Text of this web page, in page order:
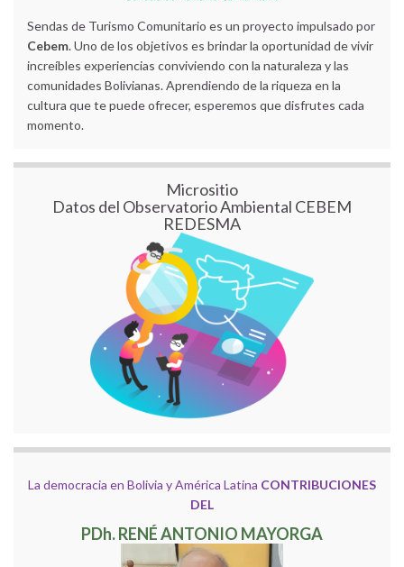
Sendas de Turismo Comunitario es un proyecto impulsado por
Cebem. Uno de los objetivos es brindar la oportunidad de vivir
increíbles experiencias conviviendo con la naturaleza y las
comunidades Bolivianas. Aprendiendo de la riqueza en la
cultura que te puede ofrecer, esperemos que disfrutes cada
momento.
Micrositio
Datos del Observatorio Ambiental CEBEM
REDESMA
La democracia en Bolivia y América Latina CONTRIBUCIONES
DEL
PDh. RENÉ ANTONIO MAYORGA